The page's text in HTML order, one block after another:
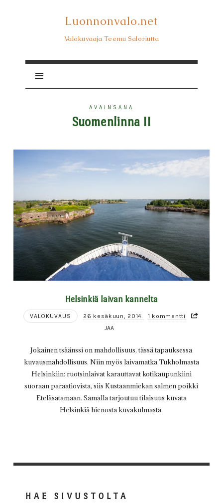
Luonnonvalo.net
Luonnonvalo.net
Valokuvaaja Teemu Saloriutta
AVAINSANA
Suomenlinna II
Helsinkiä laivan kannelta
VALOKUVAUS 26 kesäkuun, 2014
1 kommentti
JAA
Jokainen tsäänssi on mahdollisuus, tässä tapauksessa
kuvausmahdollisuus. Niin myös laivamatka Tukholmasta
Helsinkiin: ruotsinlaivat karauttavat kotikaupunkiini
suoraan paraatiovista, siis Kustaanmiekan salmen poikki
Eteläsatamaan. Samalla tarjoutuu tilaisuus kuvata
Helsinkiä hienosta kuvakulmasta.
HAE SIVUSTOLTA